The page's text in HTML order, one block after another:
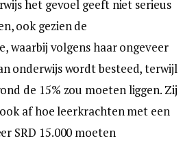
het gevoel geeft niet serieus
ook gezien de
waarbij volgens haar ongeveer
onderwijs wordt besteed, terwijl
de 15% zou moeten liggen. Zij
af hoe leerkrachten met een
SRD 15.000 moeten